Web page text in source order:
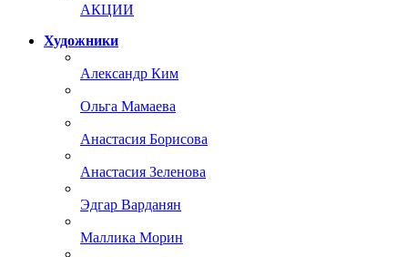
АКЦИИ
Художники
Александр Ким
Ольга Мамаева
Анастасия Борисова
Анастасия Зеленова
Эдгар Варданян
Маллика Морин